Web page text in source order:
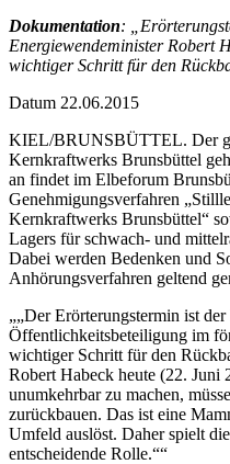
Dokumentation:
Energiewendeminister Robert
wichtiger Schritt für den
Datum 22.06.2015
KIEL/BRUNSBÜTTEL. Der
Kernkraftwerks Brunsbüttel
an findet im Elbeforum
Genehmigungsverfahren
Kernkraftwerks Brunsbüttel“
Lagers für schwach- und
Dabei werden Bedenken und
Anhörungsverfahren geltend
„ Der Erörterungstermin ist
Öffentlichkeitsbeteiligung im
wichtiger Schritt für den
Robert Habeck heute (22. Juni
unumkehrbar zu machen,
zurückbauen. Das ist eine
Umfeld auslöst. Daher spielt
entscheidende Rolle. “